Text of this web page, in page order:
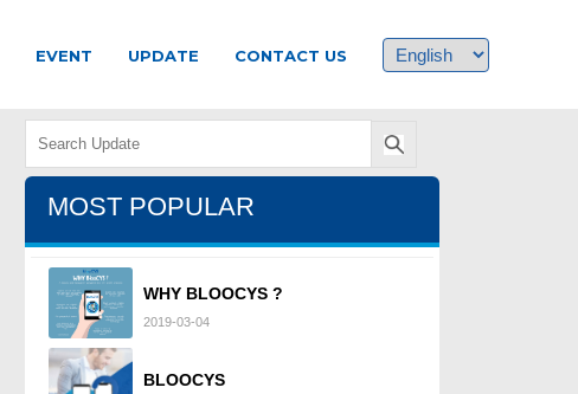
EVENT UPDATE CONTACT US
MOST POPULAR
WHY BLOOCYS ?
2019-03-04
BLOOCYS